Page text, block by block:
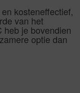
kosteneffectief,
van het
heb je bovendien
optie dan